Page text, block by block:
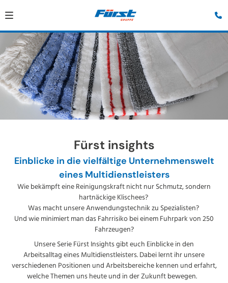
Fürst insights
Einblicke in die vielfältige Unternehmenswelt
eines Multidienstleisters
Wie bekämpft eine Reinigungskraft nicht nur Schmutz, sondern
hartnäckige Klischees?
Was macht unsere Anwendungstechnik zu Spezialisten?
Und wie minimiert man das Fahrrisiko bei einem Fuhrpark von 250
Fahrzeugen?
Unsere Serie Fürst Insights gibt euch Einblicke in den
Arbeitsalltag eines Multidienstleisters. Dabei lernt ihr unsere
verschiedenen Positionen und Arbeitsbereiche kennen und erfahrt,
welche Themen uns heute und in der Zukunft bewegen.